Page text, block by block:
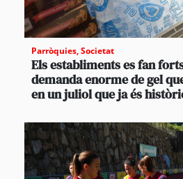
Parròquies,Societat
Els establiments es fan
demanda enorme de gel
en un juliol que ja és